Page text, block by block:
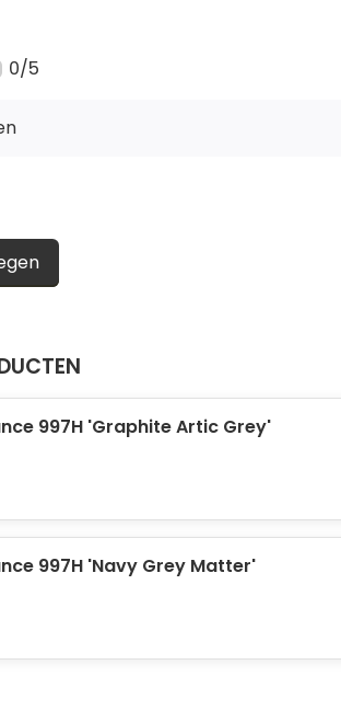
0/5
997H 'Graphite Artic Grey'
997H 'Navy Grey Matter'